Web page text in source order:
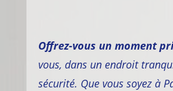
Offrez-vous un moment
vous, dans un endroit
sécurité. Que vous soyez à